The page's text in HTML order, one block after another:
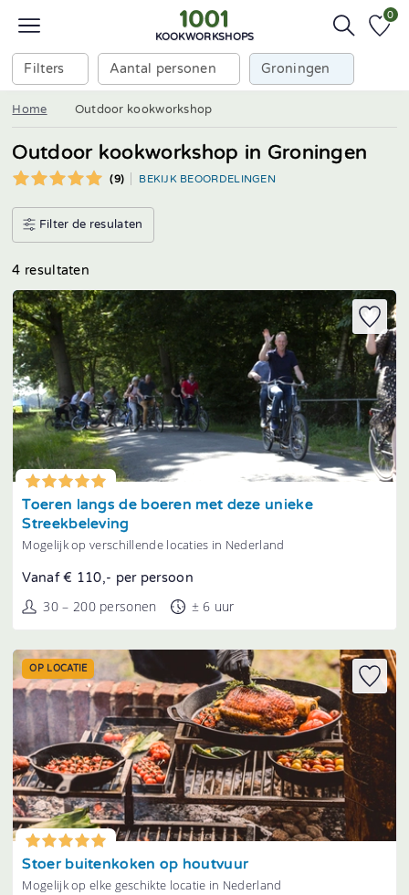
KOOKWORKSHOPS
Filters Aantal personen Groningen
0
Home Outdoor kookworkshop
Outdoor kookworkshop in Groningen
(9) BEKIJK BEOORDELINGEN
Filter de resulaten
4 resultaten
Tonen
Toeren langs de boeren met deze unieke
Streekbeleving
Mogelijk op verschillende locaties in Nederland
Vanaf € 110,- per persoon
30 – 200 personen ± 6 uur
Tonen
OP LOCATIE
Stoer buitenkoken op houtvuur
Mogelijk op elke geschikte locatie in Nederland